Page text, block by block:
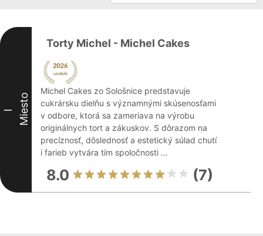
I Miesto
Torty Michel - Michel Cakes
Michel Cakes zo Sološnice predstavuje
cukrársku dielňu s významnými skúsenosťami
v odbore, ktorá sa zameriava na výrobu
originálnych tort a zákuskov. S dôrazom na
precíznosť, dôslednosť a estetický súlad chutí
i farieb vytvára tím spoločnosti ...
8.0 (7)